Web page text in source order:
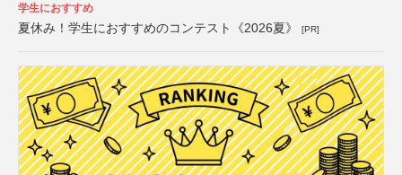
学生におすすめ
夏休み！学生におすすめのコンテスト《2026夏》 [PR]